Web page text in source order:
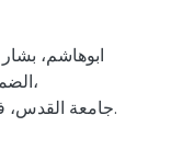
جامعة القدس،